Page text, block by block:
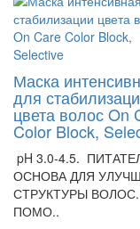
Маска
для
цвета волос On
Color Block,
pH 3.0-4.5.
ОСНОВА ДЛЯ
СТРУКТУРЫ ВОЛОС.
ПОМО..